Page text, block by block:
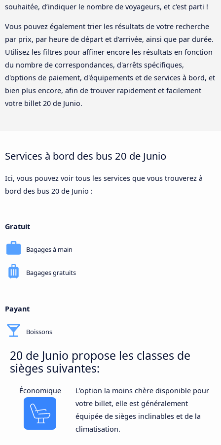
souhaitée, d’indiquer le nombre de voyageurs, et c'est parti !
Vous pouvez également trier les résultats de votre recherche
par prix, par heure de départ et d'arrivée, ainsi que par durée.
Utilisez les filtres pour affiner encore les résultats en fonction
du nombre de correspondances, d'arrêts spécifiques,
d'options de paiement, d'équipements et de services à bord, et
bien plus encore, afin de trouver rapidement et facilement
votre billet 20 de Junio.
Services à bord des bus 20 de Junio
Ici, vous pouvez voir tous les services que vous trouverez à
bord des bus 20 de Junio :
Gratuit
Bagages à main
Bagages gratuits
Payant
Boissons
20 de Junio propose les classes de
sièges suivantes:
Économique
L'option la moins chère disponible pour
votre billet, elle est généralement
équipée de sièges inclinables et de la
climatisation.